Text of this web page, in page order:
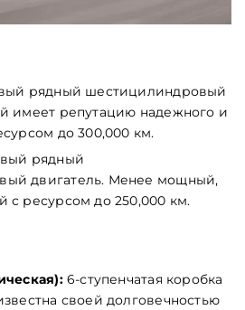
рядный шестицилиндровый
имеет репутацию надежного и
до 300,000 км.
рядный
двигатель. Менее мощный,
с ресурсом до 250,000 км.
6-ступенчатая коробка
своей долговечностью